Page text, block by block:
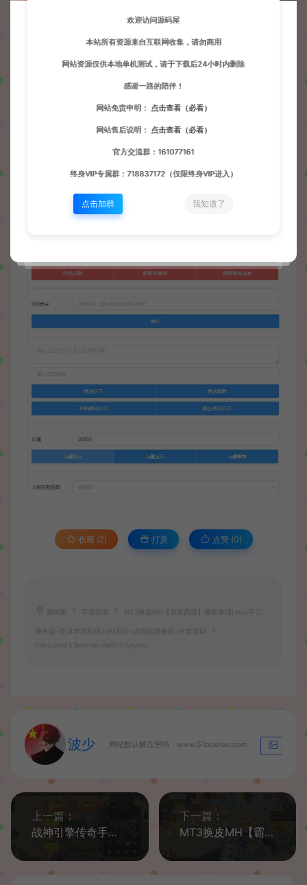
收藏 (2) 打赏 点赞 (0)
手游资源 MT3换皮MH【雷霆西游】最新整理Linux手工
服务端+安卓苹果双端+GM后台+详细搭建教程+全套源码
https://wd.51boshao.vip/9563/syym/
波少 网站默认解压密码：www.51boshao.com 生成海
上一篇：
战神引擎传奇手游【嗜血魅影合击版三职业】最新整理Win一键服务端+安卓苹果双端+GM授权物品后台+详细搭建教程
下一篇：
MT3换皮MH【霸道西游】最新整理Linux手工服务端+安卓苹果双端+GM后台+详细搭建教程+全套源码+赞助攻略
欢迎访问源码屋
本站所有资源来自互联网收集，请勿商用
网站资源仅供本地单机测试，请于下载后24小时内删除
感谢一路的陪伴！
网站免责申明： 点击查看（必看）
网站售后说明： 点击查看（必看）
官方交流群：161077161
终身VIP专属群：718837172（仅限终身VIP进入）
点击加群 我知道了